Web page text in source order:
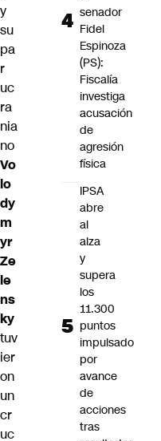
y
su
pa
r
uc
ra
nia
no
Vo
lo
dy
m
yr
Ze
le
ns
ky
tuv
ier
on
un
cr
uc
senador
Fidel
Espinoza
(PS):
Fiscalía
investiga
acusación
de
agresión
física
IPSA
abre
al
alza
y
supera
los
11.300
puntos
impulsado
por
avance
de
acciones
tras